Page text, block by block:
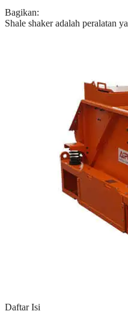
Bagikan:
Shale shaker adalah peralatan
Daftar Isi